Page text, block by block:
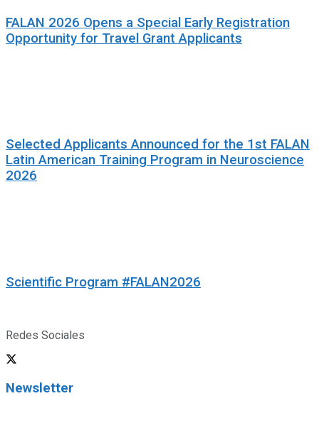
FALAN 2026 Opens a Special Early Registration
Opportunity for Travel Grant Applicants
Selected Applicants Announced for the 1st FALAN
Latin American Training Program in Neuroscience
2026
Scientific Program #FALAN2026
Redes Sociales
Newsletter